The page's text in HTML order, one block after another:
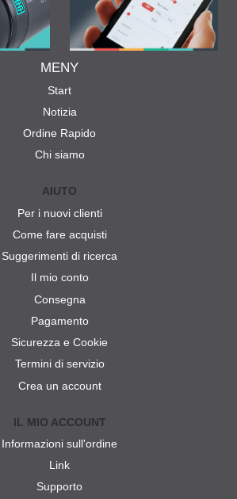
MENY
Start
Notizia
Ordine Rapido
Chi siamo
AIUTO
Per i nuovi clienti
Come fare acquisti
Suggerimenti di ricerca
Il mio conto
Consegna
Pagamento
Sicurezza e Cookie
Termini di servizio
Crea un account
IL MIO ACCOUNT
Informazioni sull'ordine
Link
Supporto